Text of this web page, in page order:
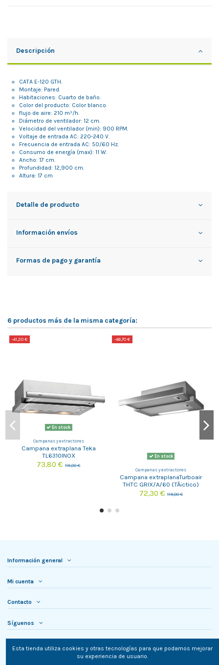
Descripción
CATA E-120 GTH.
Montaje: Pared.
Habitaciones: Cuarto de baño.
Color del producto: Color blanco.
flujo de aire: 210 m³/h.
Diámetro de ventilador: 12 cm.
Velocidad del ventilador (min): 900 RPM.
Voltaje de entrada AC: 220-240 V.
Frecuencia de entrada AC: 50/60 Hz.
Consumo de energía (max): 11 W.
Ancho: 17 cm.
Profundidad: 12,900 cm.
Altura: 17 cm
Detalle de producto
Información envíos
Formas de pago y garantía
6 productos más de la misma categoría:
-41,20 €
En stock
Campanas y extractores
Campana extraplana Teka
TL6310INOX
73,80 €115,00 €
-46,70 €
En stock
Campanas y extractores
Campana extraplanaTurboair
THTC GRIX/A/60 (TÃ¡ctico)
72,30 € 119,00 €
Información general
Mi cuenta
Contacto
Síguenos
Esta tienda utiliza cookies y otras tecnologías para que podamos mejorar
su experiencia de usuario.